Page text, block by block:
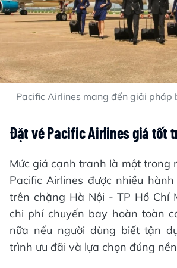
Pacific Airlines mang đến giải pháp
Đặt vé Pacific Airlines giá tốt
Mức giá cạnh tranh là một trong
Pacific Airlines được nhiều
trên chặng Hà Nội - TP Hồ Chí
chi phí chuyến bay hoàn toàn
nữa nếu người dùng biết tận
trình ưu đãi và lựa chọn đúng